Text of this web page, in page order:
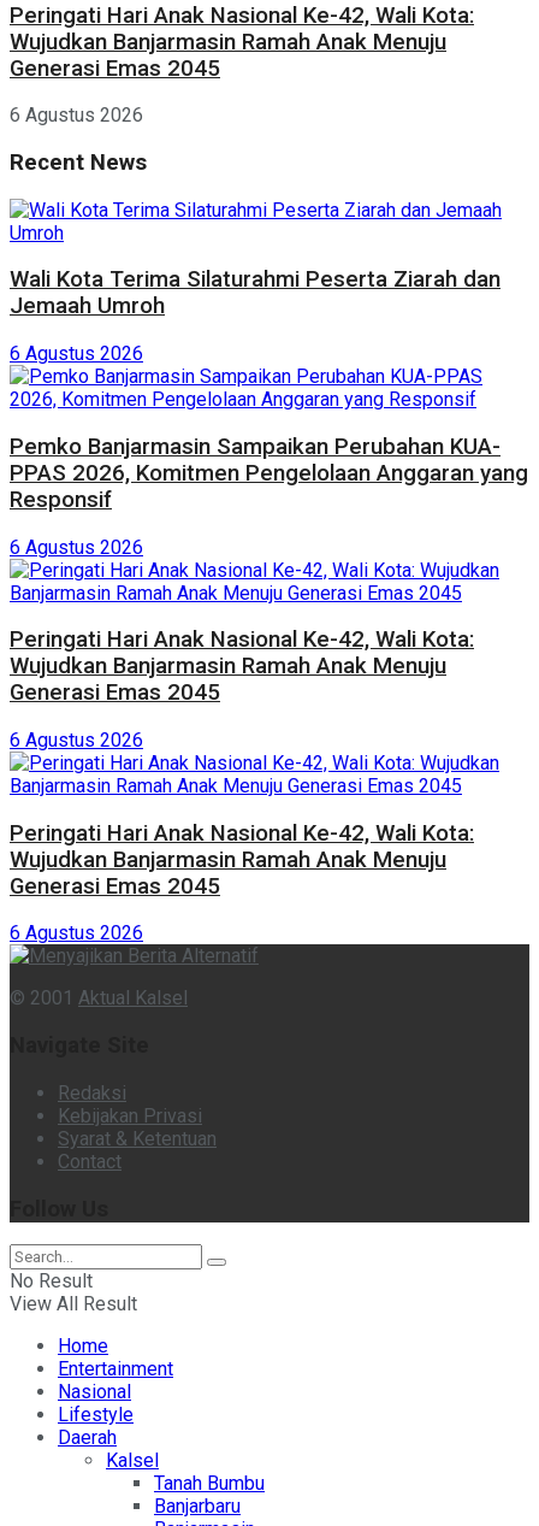
Peringati Hari Anak Nasional Ke-42, Wali Kota:
Wujudkan Banjarmasin Ramah Anak Menuju
Generasi Emas 2045
6 Agustus 2026
Recent News
Wali Kota Terima Silaturahmi Peserta Ziarah dan
Jemaah Umroh
6 Agustus 2026
Pemko Banjarmasin Sampaikan Perubahan KUA-
PPAS 2026, Komitmen Pengelolaan Anggaran yang
Responsif
6 Agustus 2026
Peringati Hari Anak Nasional Ke-42, Wali Kota:
Wujudkan Banjarmasin Ramah Anak Menuju
Generasi Emas 2045
6 Agustus 2026
Peringati Hari Anak Nasional Ke-42, Wali Kota:
Wujudkan Banjarmasin Ramah Anak Menuju
Generasi Emas 2045
6 Agustus 2026
© 2001 Aktual Kalsel
Redaksi
Kebijakan Privasi
Syarat & Ketentuan
Contact
No Result
View All Result
Home
Entertainment
Nasional
Lifestyle
Daerah
Kalsel
Tanah Bumbu
Banjarbaru